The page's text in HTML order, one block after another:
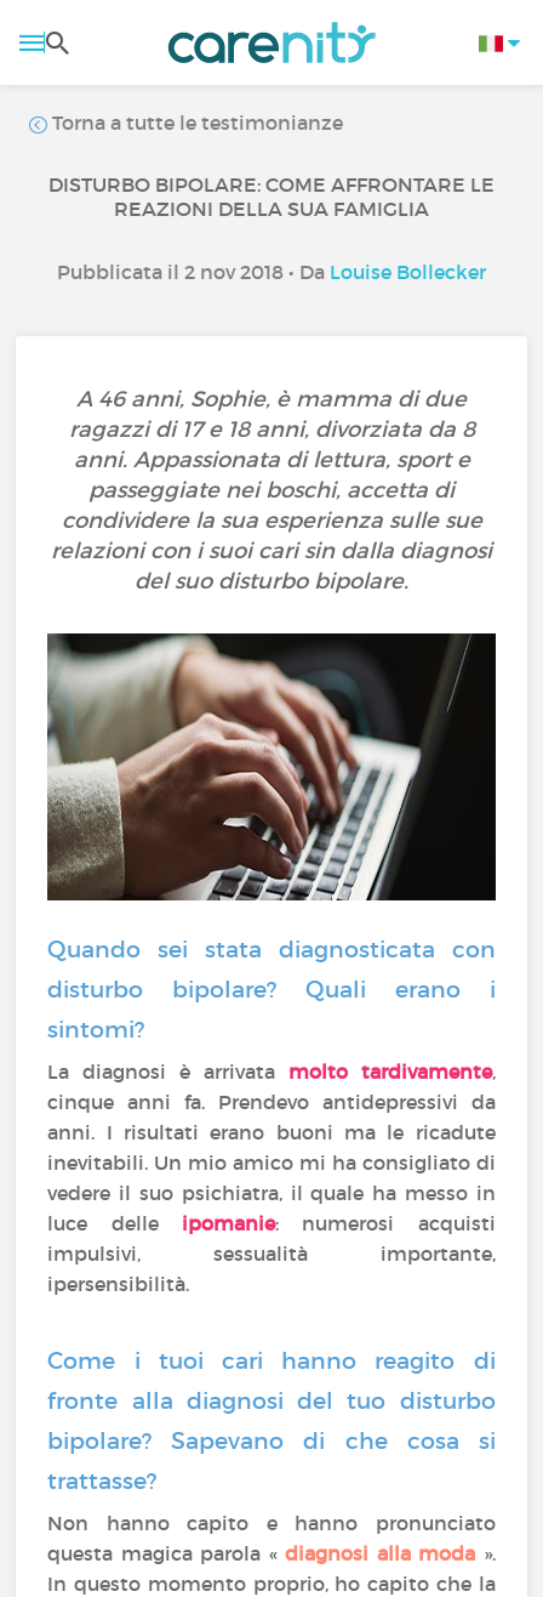
Torna a tutte le testimonianze
DISTURBO BIPOLARE: COME AFFRONTARE LE
REAZIONI DELLA SUA FAMIGLIA
Pubblicata il 2 nov 2018 • Da Louise Bollecker
A 46 anni, Sophie, è mamma di due
ragazzi di 17 e 18 anni, divorziata da 8
anni. Appassionata di lettura, sport e
passeggiate nei boschi, accetta di
condividere la sua esperienza sulle sue
relazioni con i suoi cari sin dalla diagnosi
del suo disturbo bipolare.
Quando sei stata diagnosticata con
disturbo bipolare? Quali erano i
sintomi?
La diagnosi è arrivata molto tardivamente,
cinque anni fa. Prendevo antidepressivi da
anni. I risultati erano buoni ma le ricadute
inevitabili. Un mio amico mi ha consigliato di
vedere il suo psichiatra, il quale ha messo in
luce delle ipomanie: numerosi acquisti
impulsivi, sessualità importante,
ipersensibilità.
Come i tuoi cari hanno reagito di
fronte alla diagnosi del tuo disturbo
bipolare? Sapevano di che cosa si
trattasse?
Non hanno capito e hanno pronunciato
questa magica parola «diagnosi alla moda ».
In questo momento proprio, ho capito che la